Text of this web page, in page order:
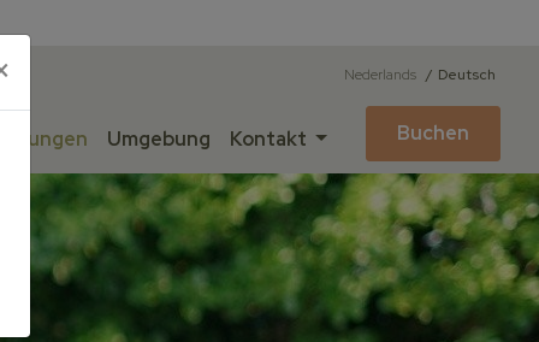
Umgebung Kontakt Buchen
Nederlands Deutsch